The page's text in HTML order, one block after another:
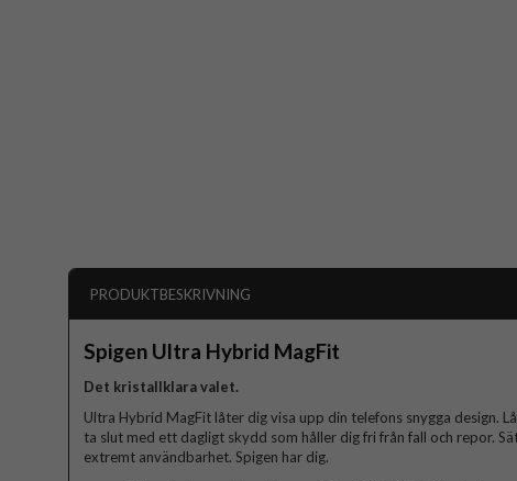
PRODUKTBESKRIVNING
Spigen Ultra Hybrid MagFit
Det kristallklara valet.
Ultra Hybrid MagFit låter dig visa upp din telefons snygga design.
ta slut med ett dagligt skydd som håller dig fri från fall och repor.
extremt användbarhet. Spigen har dig.